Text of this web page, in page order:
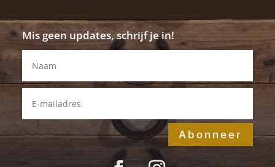
Mis geen updates, schrijf je in!
Abonneer